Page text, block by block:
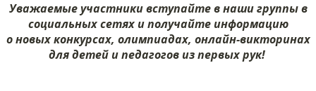
Уважаемые участники вступайте в наши группы в
социальных сетях и получайте информацию
о новых конкурсах, олимпиадах, онлайн-викторинах
для детей и педагогов из первых рук!